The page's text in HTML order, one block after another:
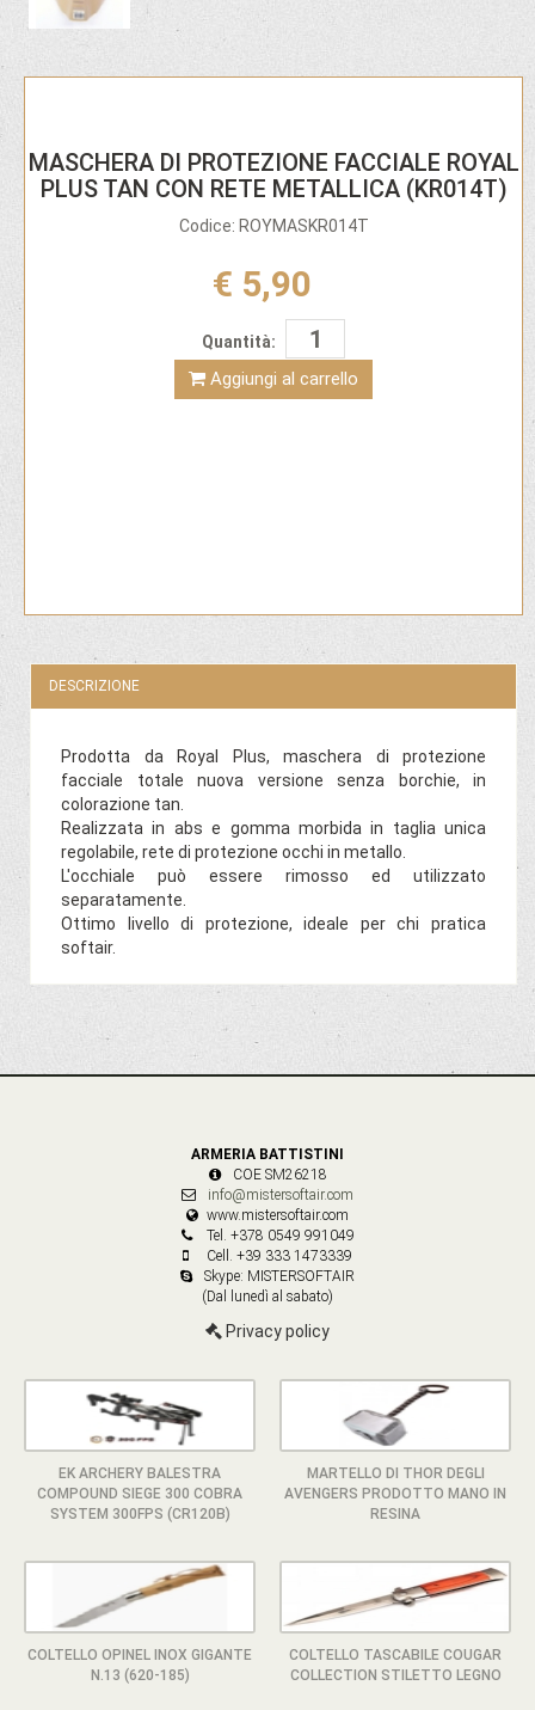
MASCHERA DI PROTEZIONE FACCIALE ROYAL
PLUS TAN CON RETE METALLICA (KR014T)
Codice: ROYMASKR014T
€ 5,90
Quantità:
Aggiungi al carrello
DESCRIZIONE
Prodotta da Royal Plus, maschera di protezione
facciale totale nuova versione senza borchie, in
colorazione tan.
Realizzata in abs e gomma morbida in taglia unica
regolabile, rete di protezione occhi in metallo.
L'occhiale può essere rimosso ed utilizzato
separatamente.
Ottimo livello di protezione, ideale per chi pratica
softair.
ARMERIA BATTISTINI
COE SM26218
info@mistersoftair.com
www.mistersoftair.com
Tel. +378 0549 991049
Cell. +39 333 1473339
Skype: MISTERSOFTAIR
(Dal lunedì al sabato)
Privacy policy
EK ARCHERY BALESTRA
COMPOUND SIEGE 300 COBRA
SYSTEM 300FPS (CR120B)
MARTELLO DI THOR DEGLI
AVENGERS PRODOTTO MANO IN
RESINA
COLTELLO OPINEL INOX GIGANTE
N.13 (620-185)
COLTELLO TASCABILE COUGAR
COLLECTION STILETTO LEGNO